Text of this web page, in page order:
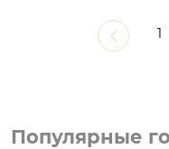
1
Популярные